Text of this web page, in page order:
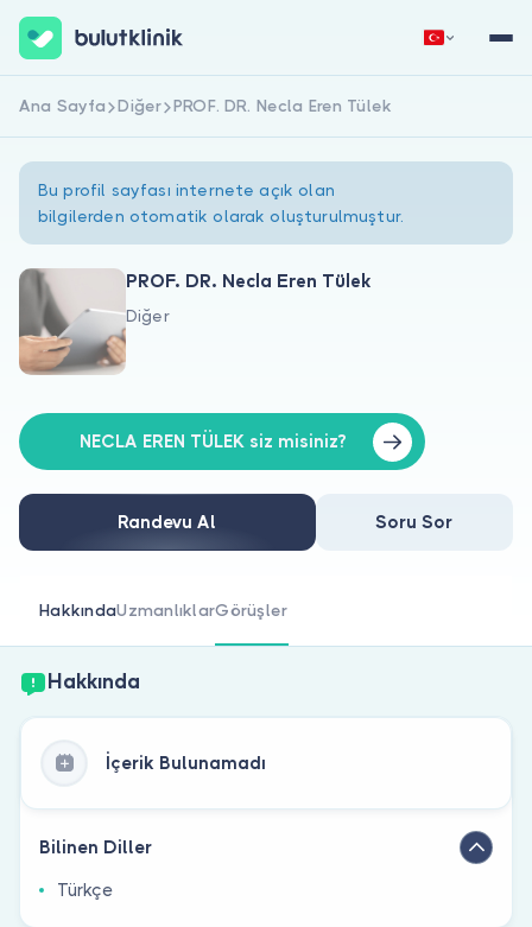
Hakkımızda
Doktorlar için
Doktor musunuz?
Hemen Kaydol Giriş Yap
Ana Sayfa Diğer PROF. DR. Necla Eren Tülek
Bu profil sayfası internete açık olan
bilgilerden otomatik olarak oluşturulmuştur.
PROF. DR. Necla Eren Tülek
Diğer
NECLA EREN TÜLEK siz misiniz?
Randevu Al Soru Sor
HakkındaUzmanlıklarGörüşler
Hakkında
İçerik Bulunamadı
Bilinen Diller
Türkçe